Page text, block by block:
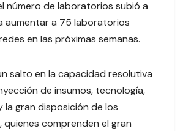
número de laboratorios subió a
aumentar a 75 laboratorios
en las próximas semanas.
salto en la capacidad resolutiva
de insumos, tecnología,
gran disposición de los
quienes comprenden el gran